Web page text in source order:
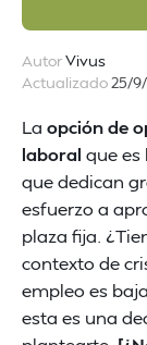
AutorVivus
Actualizado25/9/
La opción de
laboral que
que dedican
esfuerzo a
plaza fija.
contexto de
empleo es
esta es una